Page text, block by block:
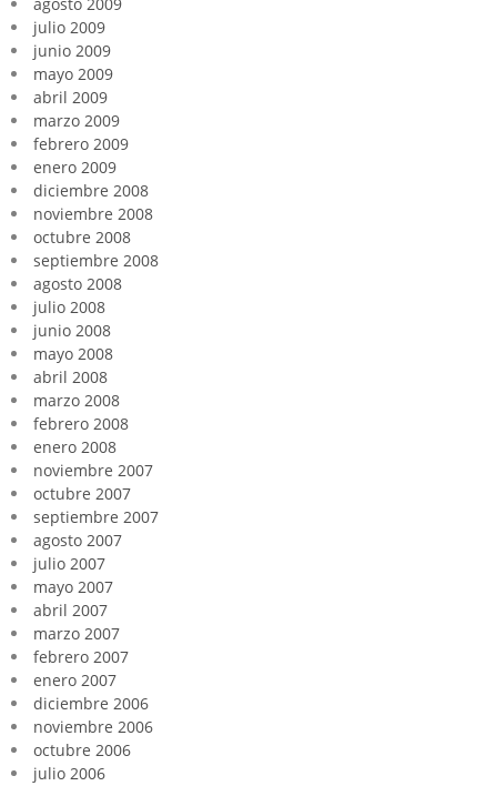
agosto 2009
julio 2009
junio 2009
mayo 2009
abril 2009
marzo 2009
febrero 2009
enero 2009
diciembre 2008
noviembre 2008
octubre 2008
septiembre 2008
agosto 2008
julio 2008
junio 2008
mayo 2008
abril 2008
marzo 2008
febrero 2008
enero 2008
noviembre 2007
octubre 2007
septiembre 2007
agosto 2007
julio 2007
mayo 2007
abril 2007
marzo 2007
febrero 2007
enero 2007
diciembre 2006
noviembre 2006
octubre 2006
julio 2006